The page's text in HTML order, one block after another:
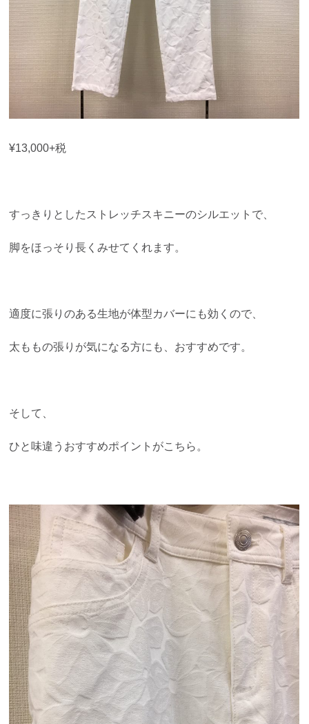
¥13,000+税
すっきりとしたストレッチスキニーのシルエットで、
脚をほっそり長くみせてくれます。
適度に張りのある生地が体型カバーにも効くので、
太ももの張りが気になる方にも、おすすめです。
そして、
ひと味違うおすすめポイントがこちら。